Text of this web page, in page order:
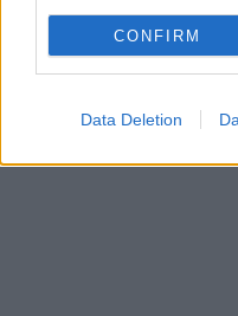
CONFIRM
Data Deletion